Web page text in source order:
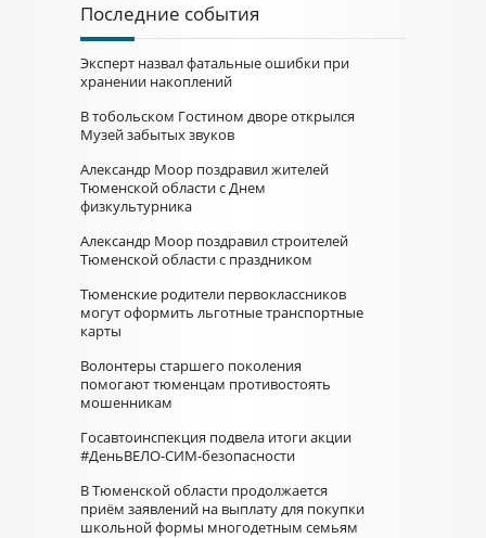
Последние события
Эксперт назвал фатальные ошибки при
хранении накоплений
В тобольском Гостином дворе открылся
Музей забытых звуков
Александр Моор поздравил жителей
Тюменской области с Днем
физкультурника
Александр Моор поздравил строителей
Тюменской области с праздником
Тюменские родители первоклассников
могут оформить льготные транспортные
карты
Волонтеры старшего поколения
помогают тюменцам противостоять
мошенникам
Госавтоинспекция подвела итоги акции
#ДеньВЕЛО-СИМ-безопасности
В Тюменской области продолжается
приём заявлений на выплату для покупки
школьной формы многодетным семьям